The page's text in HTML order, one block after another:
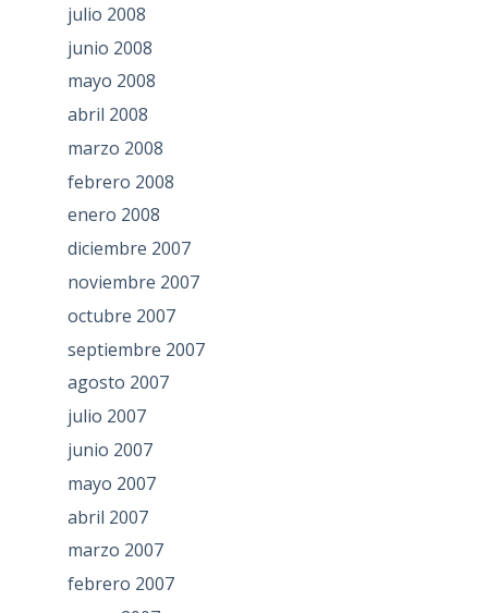
julio 2008
junio 2008
mayo 2008
abril 2008
marzo 2008
febrero 2008
enero 2008
diciembre 2007
noviembre 2007
octubre 2007
septiembre 2007
agosto 2007
julio 2007
junio 2007
mayo 2007
abril 2007
marzo 2007
febrero 2007